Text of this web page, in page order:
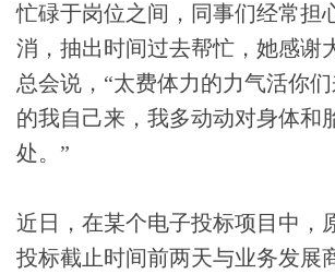
忙碌于岗位之间，同事们经常担
消，抽出时间过去帮忙，她感谢
总会说，“太费体力的力气活你
的我自己来，我多动动对身体和
处。”
近日，在某个电子投标项目中，
投标截止时间前两天与业务发展